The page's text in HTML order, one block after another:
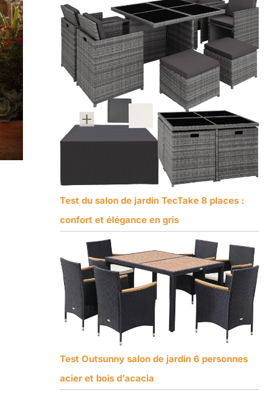
Test du salon de jardin TecTake 8 places :
confort et élégance en gris
Test Outsunny salon de jardin 6 personnes
acier et bois d’acacia